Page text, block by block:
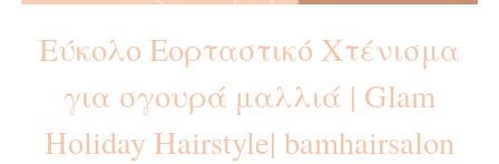
Εύκολο Εορταστικό Χτένισμα
για σγουρά μαλλιά | Glam
Holiday Hairstyle| bamhairsalon